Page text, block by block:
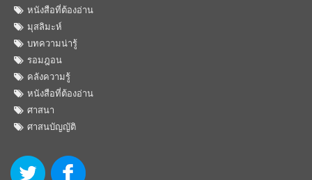
หนังสือที่ต้องอ่าน
มุสลิมะห์
บทความน่ารู้
รอมฎอน
คลังความรู้
หนังสือที่ต้องอ่าน
ศาสนา
ศาสนบัญญัติ